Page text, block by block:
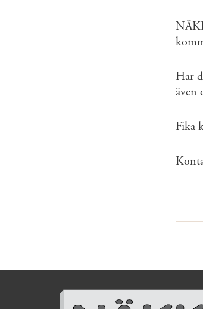
Har
även
Fika
Sidinformation
Köpa hund startsida